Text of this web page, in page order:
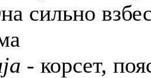
сильно
- корсет,